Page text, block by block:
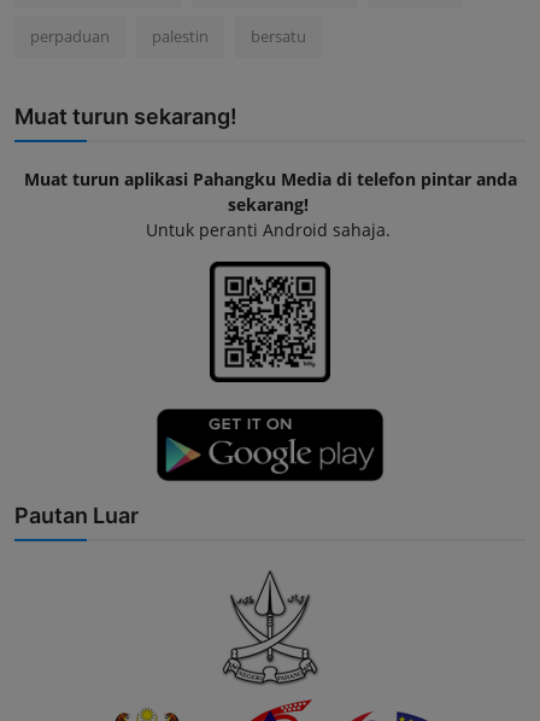
perpaduan palestin bersatu
Muat turun sekarang!
Muat turun aplikasi Pahangku Media di telefon pintar anda
sekarang!
Untuk peranti Android sahaja.
Pautan Luar